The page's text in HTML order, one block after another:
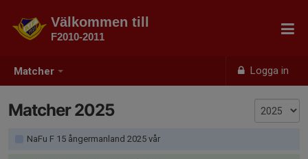
Matcher Logga in
Välkommen till
F2010-2011
Matcher 2025
NaFu F 15 ångermanland 2025 vår